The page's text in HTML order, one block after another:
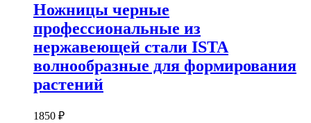
Ножницы черные
профессиональные из
нержавеющей стали ISTA
волнообразные для формирования
растений
1850 ₽